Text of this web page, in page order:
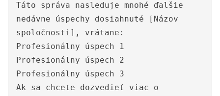
Táto správa nasleduje mnohé ďalšie
nedávne úspechy dosiahnuté [Názov
spoločnosti], vrátane:
Profesionálny úspech 1
Profesionálny úspech 2
Profesionálny úspech 3
Ak sa chcete dozvedieť viac o